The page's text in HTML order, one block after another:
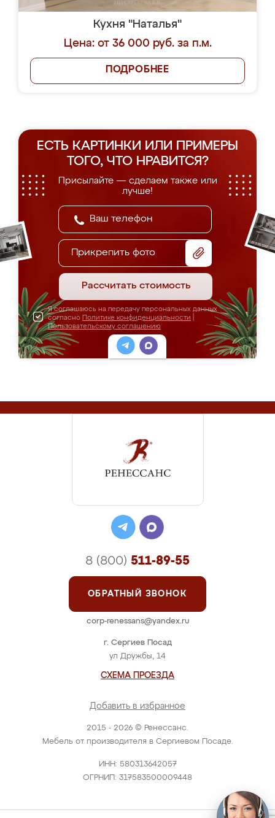
Кухня "Наталья"
Цена: от 36 000 руб. за п.м.
ПОДРОБНЕЕ
ЕСТЬ КАРТИНКИ ИЛИ ПРИМЕРЫ
ТОГО, ЧТО НРАВИТСЯ?
Присылайте — сделаем также или
лучше!
Прикрепить фото
Рассчитать стоимость
Я соглашаюсь на передачу персональных данных
согласно Политике конфиденциальности
Пользовательскому соглашению
2015 - 2026 © Ренессанс.
Мебель от производителя в Сергиевом Посаде.
ИНН: 580313642057
ОГРНИП: 317583500009448
г. Сергиев Посад
ул Дружбы, 14
СХЕМА ПРОЕЗДА
Добавить в избранное
8 (800) 511-89-55
ОБРАТНЫЙ ЗВОНОК
corp-renessans@yandex.ru